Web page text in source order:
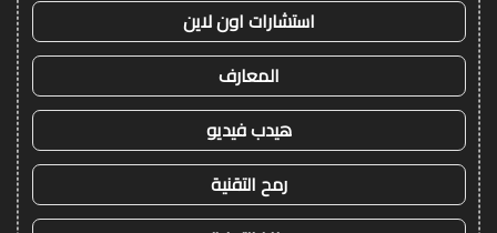
استشارات اون لاين
المعارف
هيدب فيديو
رمح التقنية